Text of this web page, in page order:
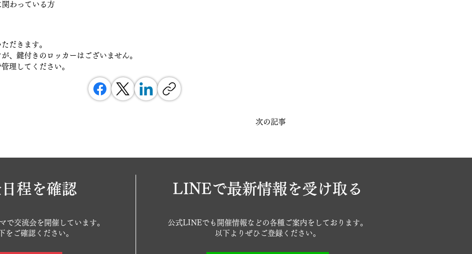
わっている方
だきます。
、鍵付きのロッカーはございません。
理してください。
次の記事
程を確認 LINEで最新情報を受け取る
交流会を開催しています。
をご確認ください。
公式LINEでも開催情報などの各種ご案内をしております。
以下よりぜひご登録ください。